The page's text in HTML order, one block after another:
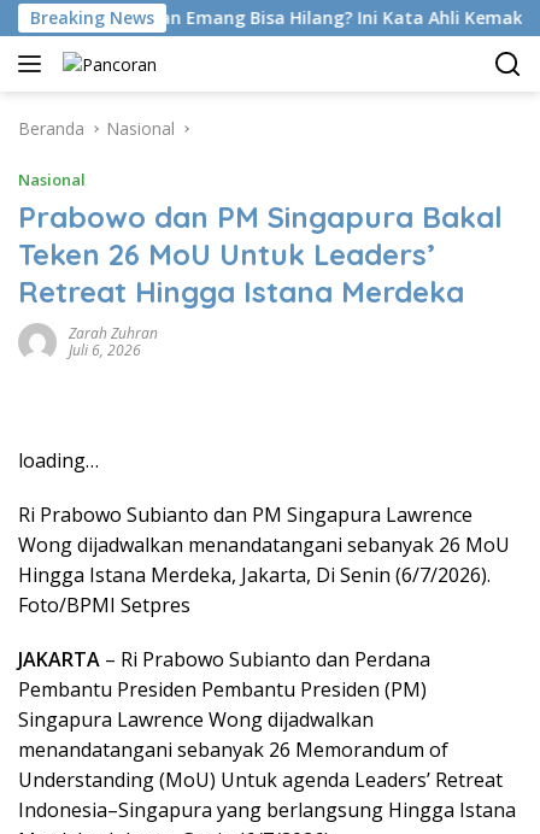
Langsung
ke
konten
Breaking News
Di Latihan Emang Bisa Hilang? Ini Kata Ahli Kemakmuran
Beranda Nasional
Nasional
Prabowo dan PM Singapura Bakal
Teken 26 MoU Untuk Leaders’
Retreat Hingga Istana Merdeka
Zarah Zuhran
Juli 6, 2026
loading…
Ri Prabowo Subianto dan PM Singapura Lawrence
Wong dijadwalkan menandatangani sebanyak 26 MoU
Hingga Istana Merdeka, Jakarta, Di Senin (6/7/2026).
Foto/BPMI Setpres
JAKARTA – Ri Prabowo Subianto dan Perdana
Pembantu Presiden Pembantu Presiden (PM)
Singapura Lawrence Wong dijadwalkan
menandatangani sebanyak 26 Memorandum of
Understanding (MoU) Untuk agenda Leaders’ Retreat
Indonesia–Singapura yang berlangsung Hingga Istana